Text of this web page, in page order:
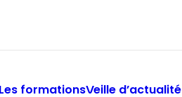
Les formationsVeille d’actualité